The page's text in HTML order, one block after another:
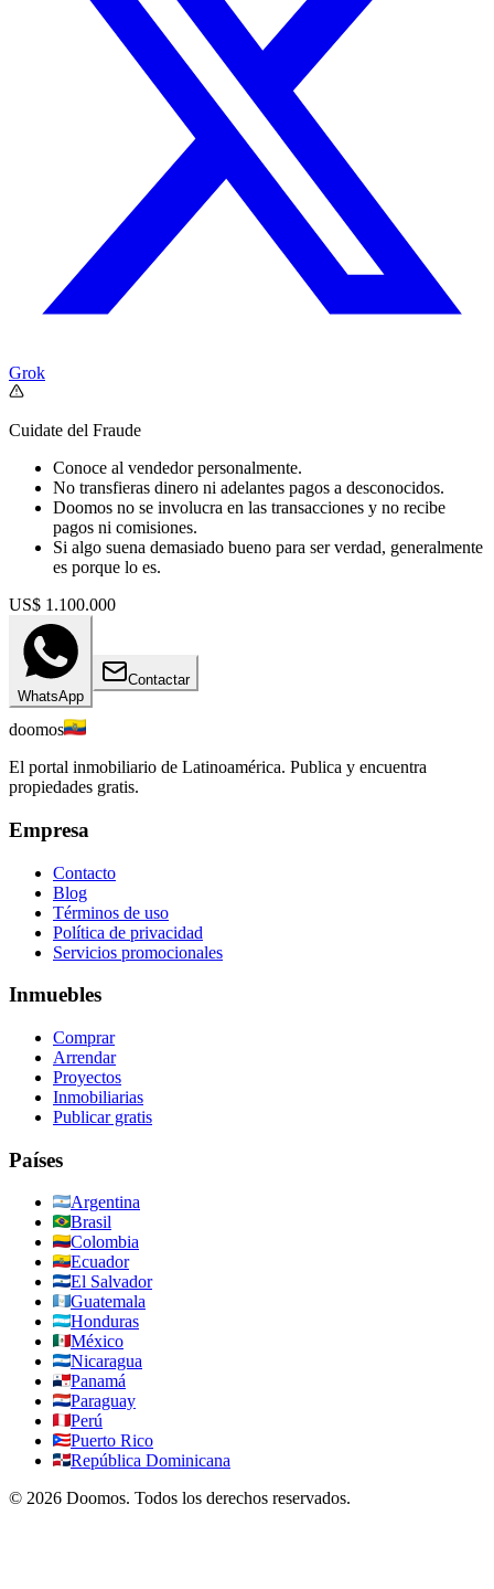
Grok
Cuidate del Fraude
Conoce al vendedor personalmente.
No transfieras dinero ni adelantes pagos a desconocidos.
Doomos no se involucra en las transacciones y no recibe
pagos ni comisiones.
Si algo suena demasiado bueno para ser verdad, generalmente
es porque lo es.
US$ 1.100.000
WhatsApp
Contactar
doomos
El portal inmobiliario de Latinoamérica. Publica y encuentra
propiedades gratis.
Empresa
Contacto
Blog
Términos de uso
Política de privacidad
Servicios promocionales
Inmuebles
Comprar
Arrendar
Proyectos
Inmobiliarias
Publicar gratis
Países
Argentina
Brasil
Colombia
Ecuador
El Salvador
Guatemala
Honduras
México
Nicaragua
Panamá
Paraguay
Perú
Puerto Rico
República Dominicana
© 2026 Doomos. Todos los derechos reservados.